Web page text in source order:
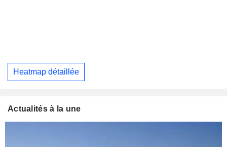
Heatmap détaillée
Actualités à la une